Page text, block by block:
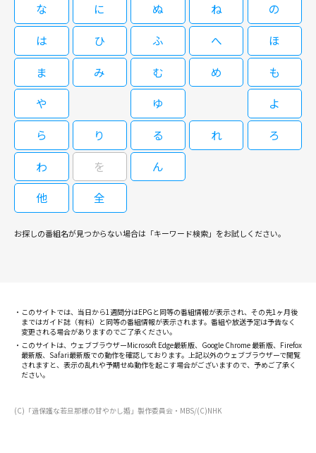
08/28(金)06:15～06:55
浅草にある老舗旅館の若旦那・雪斗と、彼に幼い頃から恋心を抱く板前修業
中の女性・依音（いお）の甘い新婚生活が描かれる。 電撃結婚した男女の
波乱の新婚生活を描く、こだちの人気漫画を実写化。ミュージカルでも活躍
する高野洸が、冷静な仕事モードと人間くさい夫としてのギャップをコミカ
ルに好演する話題作。老舗旅館の板長の父を幼い頃に亡くした依音（井頭愛
海）は、悲嘆する自分に金平糖をくれた若旦那の雪斗（高野洸）を密かに想
い続けていた。亡父を継ぎ板前修業中の依音は、雪斗の見合い話にも平静を
装うが、偶然が重なり二人きりで過ごした翌朝、彼から求婚される。
[字]過保護な若旦那様の甘やかし婚
#6（終）
08/31(月)08:05～08:40
浅草にある老舗旅館の若旦那・雪斗と、彼に幼い頃から恋心を抱く板前修業
い続けていた。亡父を継ぎ板前修業中の依音は、雪斗の見合い話にも平静を
装うが、偶然が重なり二人きりで過ごした翌朝、彼から求婚される。
閉じる
な
に ぬ ね
の
は
ひ ふ へ
ほ
ま
み む め
も
や
ゆ
よ
ら
り る れ
ろ
わ
を
ん
他
全
お探しの番組名が見つからない場合は「キーワード検索」をお試しください。
このサイトでは、当日から1週間分はEPGと同等の番組情報が表示され、その先1ヶ月後
まではガイド誌（有料）と同等の番組情報が表示されます。番組や放送予定は予告なく
変更される場合がありますのでご了承ください。
このサイトは、ウェブブラウザーMicrosoft Edge最新版、Google Chrome 最新版、Firefox
最新版、Safari最新版での動作を確認しております。上記以外のウェブブラウザーで閲覧
されますと、表示の乱れや予期せぬ動作を起こす場合がございますので、予めご了承く
ださい。
(C)「過保護な若旦那様の甘やかし婚」製作委員会・MBS/(C)NHK